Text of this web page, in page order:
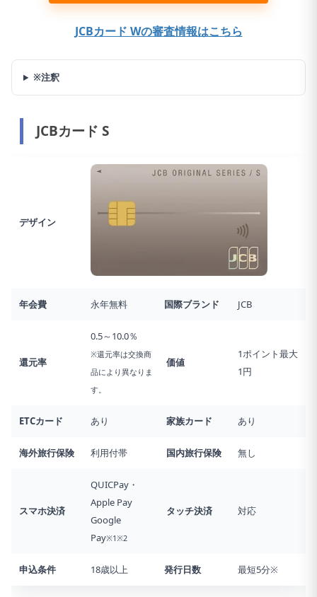
JCBカード Wの審査情報はこちら
※注釈
JCBカード S
デザイン
年会費 永年無料 国際ブランド JCB
還元率
0.5～10.0％
※還元率は交換商
品により異なりま
す。
価値
1ポイント最大
1円
ETCカード あり 家族カード あり
海外旅行保険 利用付帯 国内旅行保険 無し
スマホ決済
QUICPay・
Apple Pay
Google
Pay※1※2
タッチ決済 対応
申込条件 18歳以上 発行日数 最短5分※